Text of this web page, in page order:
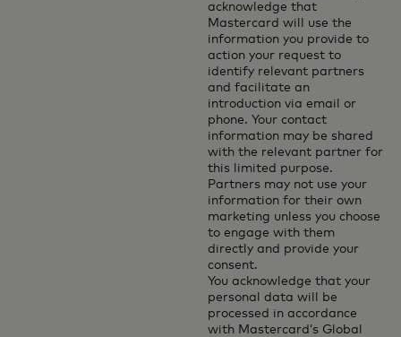
characters.
acknowledge that
Mastercard will use the
information you provide to
action your request to
identify relevant partners
and facilitate an
introduction via email or
phone. Your contact
information may be shared
with the relevant partner for
this limited purpose.
Partners may not use your
information for their own
marketing unless you choose
to engage with them
directly and provide your
consent.
You acknowledge that your
personal data will be
processed in accordance
with Mastercard’s Global